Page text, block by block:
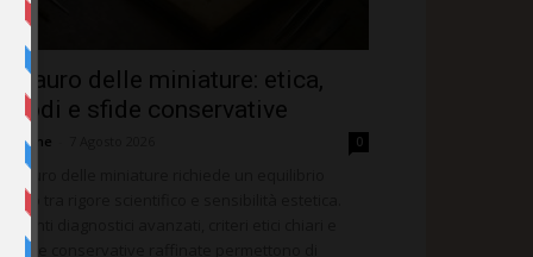
delle miniature: etica,
e sfide conservative
0
restauro delle miniature richiede un equilibrio
tra rigore scientifico e sensibilità estetica.